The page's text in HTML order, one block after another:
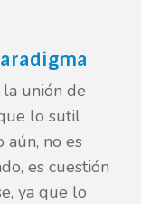
unión de
lo sutil
no es
es cuestión
ya que lo